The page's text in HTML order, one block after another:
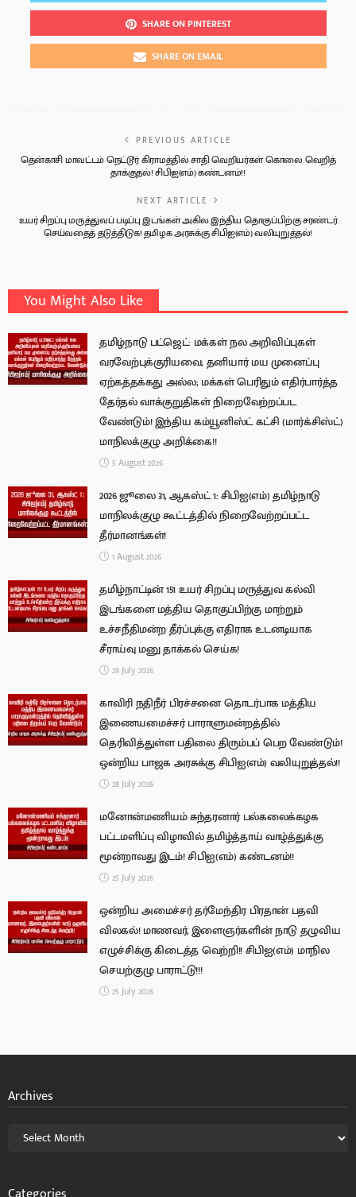
SHARE ON PINTEREST
SHARE ON EMAIL
PREVIOUS ARTICLE
தென்காசி மாவட்டம் நெட்டூர் கிராமத்தில் சாதி வெறியர்கள் கொலை வெறித்
தாக்குதல்! சிபிஐ(எம்) கண்டனம்!!
NEXT ARTICLE
உயர் சிறப்பு மருத்துவப் படிப்பு இடங்கள் அகில இந்திய தொகுப்பிற்கு சரண்டர்
செய்வதைத் தடுத்திடுக! தமிழக அரசுக்கு சிபிஐ(எம்) வலியுறுத்தல்!
You Might Also Like
தமிழ்நாடு பட்ஜெட்: மக்கள் நல அறிவிப்புகள்
வரவேற்புக்குரியவை; தனியார் மய முனைப்பு
ஏற்கத்தக்கது அல்ல; மக்கள் பெரிதும் எதிர்பார்த்த
தேர்தல் வாக்குறுதிகள் நிறைவேற்றப்பட
வேண்டும்! இந்திய கம்யூனிஸ்ட் கட்சி (மார்க்சிஸ்ட்)
மாநிலக்குழு அறிக்கை!!
5 August 2026
2026 ஜூலை 31, ஆகஸ்ட் 1: சிபிஐ(எம்) தமிழ்நாடு
மாநிலக்குழு கூட்டத்தில் நிறைவேற்றப்பட்ட
தீர்மானங்கள்!
1 August 2026
தமிழ்நாட்டின் 151 உயர் சிறப்பு மருத்துவ கல்வி
இடங்களை மத்திய தொகுப்பிற்கு மாற்றும்
உச்சநீதிமன்ற தீர்ப்புக்கு எதிராக உடனடியாக
சீராய்வு மனு தாக்கல் செய்க!
29 July 2026
காவிரி நதிநீர் பிரச்சனை தொடர்பாக மத்திய
இணையமைச்சர் பாராளுமன்றத்தில்
தெரிவித்துள்ள பதிலை திரும்பப் பெற வேண்டும்!
ஒன்றிய பாஜக அரசுக்கு சிபிஐ(எம்) வலியுறுத்தல்!!
28 July 2026
மனோன்மணியம் சுந்தரனார் பல்கலைக்கழக
பட்டமளிப்பு விழாவில் தமிழ்த்தாய் வாழ்த்துக்கு
மூன்றாவது இடம்! சிபிஐ(எம்) கண்டனம்!!
25 July 2026
ஒன்றிய அமைச்சர் தர்மேந்திர பிரதான் பதவி
விலகல்! மாணவர், இளைஞர்களின் நாடு தழுவிய
எழுச்சிக்கு கிடைத்த வெற்றி!! சிபிஐ(எம்) மாநில
செயற்குழு பாராட்டு!!!
25 July 2026
Archives